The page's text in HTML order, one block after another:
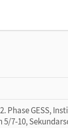
Phase GESS,
5/7-10,